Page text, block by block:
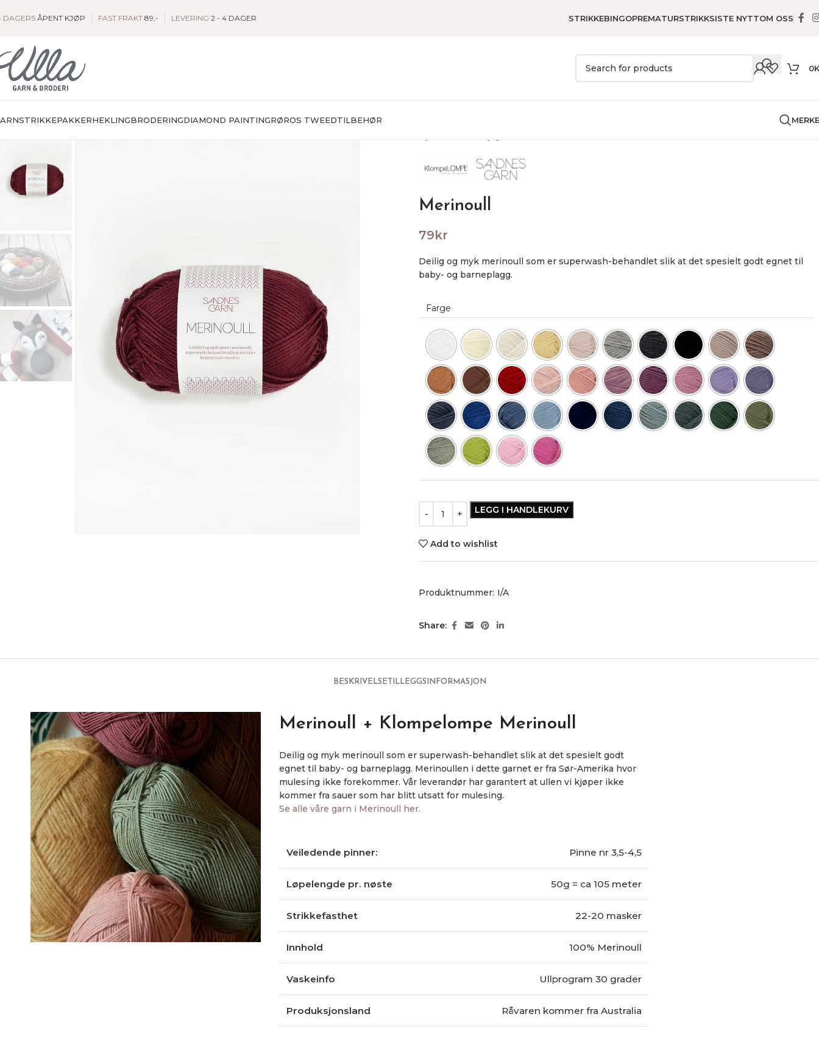
DAGERS ÅPENT KJØP FAST FRAKT 89,- LEVERING 2 - 4 DAGER STRIKKEBINGOPREMATURSTRIKKSISTE NYTTOM OSS
0
STRIKKEPAKKERHEKLINGBRODERINGDIAMOND PAINTINGRØROS TWEEDTILBEHØR
Merinoull
79kr
Deilig og myk merinoull som er superwash-behandlet slik at det spesielt godt egnet til
baby- og barneplagg.
Farge
LEGG I HANDLEKURV
Add to wishlist
Produktnummer: I/A
Share:
BESKRIVELSETILLEGGSINFORMASJON
Merinoull + Klompelompe Merinoull
Deilig og myk merinoull som er superwash-behandlet slik at det spesielt godt
egnet til baby- og barneplagg. Merinoullen i dette garnet er fra Sør-Amerika hvor
mulesing ikke forekommer. Vår leverandør har garantert at ullen vi kjøper ikke
kommer fra sauer som har blitt utsatt for mulesing.
Se alle våre garn i Merinoull her.
Veiledende pinner: Pinne nr 3,5-4,5
Løpelengde pr. nøste 50g = ca 105 meter
Strikkefasthet 22-20 masker
Innhold 100% Merinoull
Vaskeinfo Ullprogram 30 grader
Produksjonsland Råvaren kommer fra Australia